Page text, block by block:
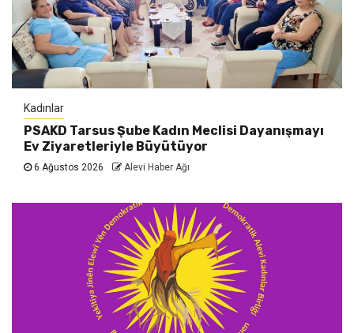
Kadınlar
PSAKD Tarsus Şube Kadın Meclisi Dayanışmayı
Ev Ziyaretleriyle Büyütüyor
6 Ağustos 2026 Alevi Haber Ağı